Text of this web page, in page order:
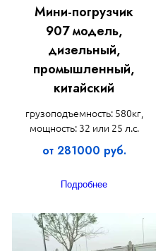
Мини-погрузчик
907 модель,
дизельный,
промышленный,
китайский
грузоподъемность: 580кг,
мощность: 32 или 25 л.с.
от 281000 руб.
Подробнее